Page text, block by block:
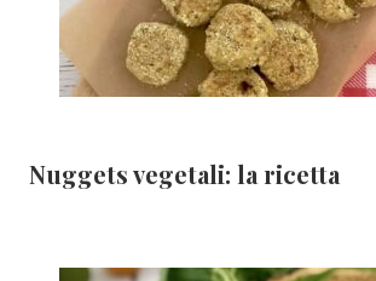
Nuggets vegetali: la ricetta